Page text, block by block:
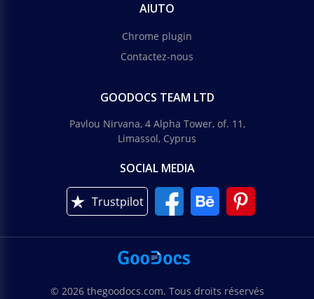
AIUTO
Chrome plugin
Contactez-nous
GOODOCS TEAM LTD
Pavlou Nirvana, 4 Alpha Tower, of. 11,
Limassol, Cyprus
SOCIAL MEDIA
Trustpilot
© 2026 thegoodocs.com. Tous droits réservés